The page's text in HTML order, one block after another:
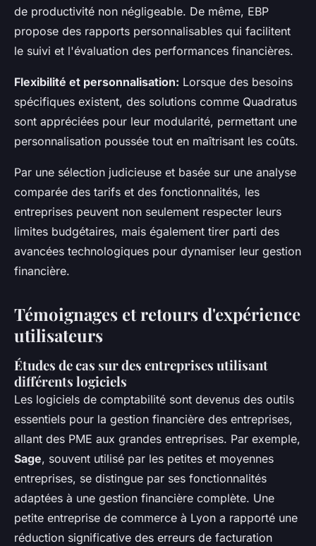
de productivité non négligeable. De même, EBP
propose des rapports personnalisables qui facilitent
le suivi et l'évaluation des performances financières.
Flexibilité et personnalisation: Lorsque des besoins
spécifiques existent, des solutions comme Quadratus
sont appréciées pour leur modularité, permettant une
personnalisation poussée tout en maîtrisant les coûts.
Par une sélection judicieuse et basée sur une analyse
comparée des tarifs et des fonctionnalités, les
entreprises peuvent non seulement respecter leurs
limites budgétaires, mais également tirer parti des
avancées technologiques pour dynamiser leur gestion
financière.
Témoignages et retours d'expérience
utilisateurs
Études de cas sur des entreprises utilisant
différents logiciels
Les logiciels de comptabilité sont devenus des outils
essentiels pour la gestion financière des entreprises,
allant des PME aux grandes entreprises. Par exemple,
Sage, souvent utilisé par les petites et moyennes
entreprises, se distingue par ses fonctionnalités
adaptées à une gestion financière complète. Une
petite entreprise de commerce à Lyon a rapporté une
réduction significative des erreurs de facturation